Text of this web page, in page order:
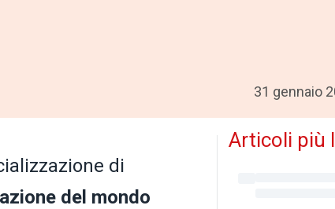
31 gennaio
di
del mondo
Articoli più